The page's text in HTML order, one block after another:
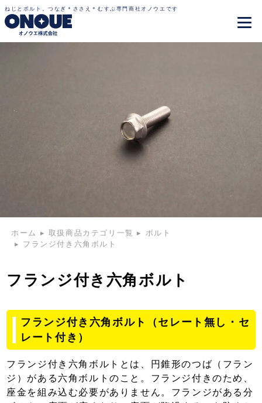
ねじとボルト。つなぎ＊ささえ＊むすぶ専門商社オノウエです
ホーム ▸ 取扱商品カテゴリ一覧 ▸ ボルト
▸ フランジ付き六角ボルト
フランジ付き六角ボルト
フランジ付き六角ボルト（セレート無し・セ
レート付き）
フランジ付き六角ボルトとは、円錐形のつば（フラン
ジ）がある六角ボルトのこと。フランジ付きのため、
座金を組み込む必要がありません。フランジがある分